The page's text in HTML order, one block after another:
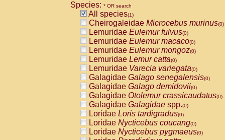
Species: * OR search
All species(1)
Cheirogaleidae Microcebus murinus(0)
Lemuridae Eulemur fulvus(0)
Lemuridae Eulemur macaco(0)
Lemuridae Eulemur mongoz(0)
Lemuridae Lemur catta(0)
Lemuridae Varecia variegata(0)
Galagidae Galago senegalensis(0)
Galagidae Galago demidovii(0)
Galagidae Otolemur crassicaudatus(0)
Galagidae Galagidae spp.(0)
Loridae Loris tardigradus(0)
Loridae Nycticebus coucang(0)
Loridae Nycticebus pygmaeus(0)